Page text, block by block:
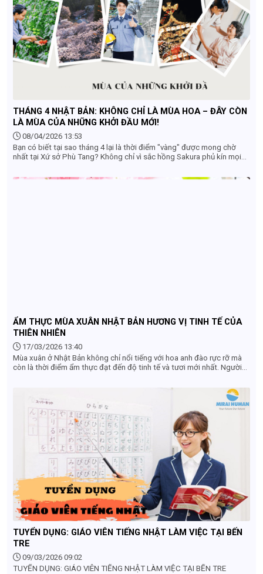
THÁNG 4 NHẬT BẢN: KHÔNG CHỈ LÀ MÙA HOA – ĐÂY CÒN
LÀ MÙA CỦA NHỮNG KHỞI ĐẦU MỚI!
08/04/2026 13:53
Bạn có biết tại sao tháng 4 lại là thời điểm "vàng" được mong chờ
nhất tại Xứ sở Phù Tang? Không chỉ vì sắc hồng Sakura phủ kín mọi
sự bắt đầu.
ẨM THỰC MÙA XUÂN NHẬT BẢN HƯƠNG VỊ TINH TẾ CỦA
THIÊN NHIÊN
17/03/2026 13:40
Mùa xuân ở Nhật Bản không chỉ nổi tiếng với hoa anh đào rực rỡ mà
còn là thời điểm ẩm thực đạt đến độ tinh tế và tươi mới nhất. Người
nguyên liệu vào đúng thời điểm ngon nhất trong năm. Vì vậy, ẩm thực
mùa xuân mang đến trải nghiệm nhẹ nhàng, thanh khiết nhưng đầy
chiều sâu.
TUYỂN DỤNG: GIÁO VIÊN TIẾNG NHẬT LÀM VIỆC TẠI BẾN
TRE
09/03/2026 09:02
TUYỂN DỤNG: GIÁO VIÊN TIẾNG NHẬT LÀM VIỆC TẠI BẾN TRE